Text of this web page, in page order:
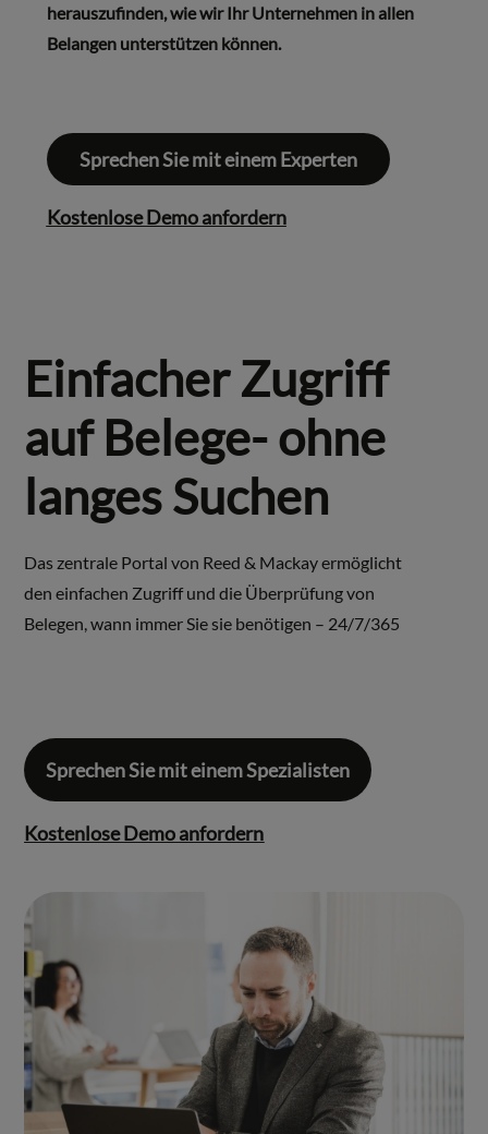
herauszufinden, wie wir Ihr Unternehmen in allen
Belangen unterstützen können.
Sprechen Sie mit einem Experten
Kostenlose Demo anfordern
Einfacher Zugriff
auf Belege- ohne
langes Suchen
Das zentrale Portal von Reed & Mackay ermöglicht
den einfachen Zugriff und die Überprüfung von
Belegen, wann immer Sie sie benötigen – 24/7/365
Sprechen Sie mit einem Spezialisten
Kostenlose Demo anfordern